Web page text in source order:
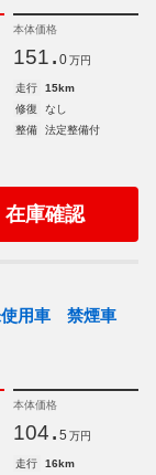
本体価格
151. 0 万円
走行
15km
修復
なし
整備
法定整備付
在庫確認
使用車 禁煙車
本体価格
104. 5 万円
走行 16km